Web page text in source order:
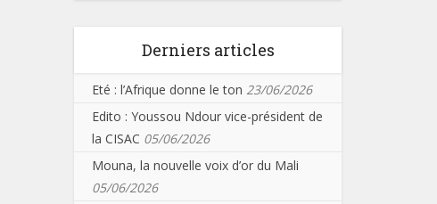
Derniers articles
Eté : l’Afrique donne le ton 23/06/2026
Edito : Youssou Ndour vice-président de
la CISAC 05/06/2026
Mouna, la nouvelle voix d’or du Mali
05/06/2026